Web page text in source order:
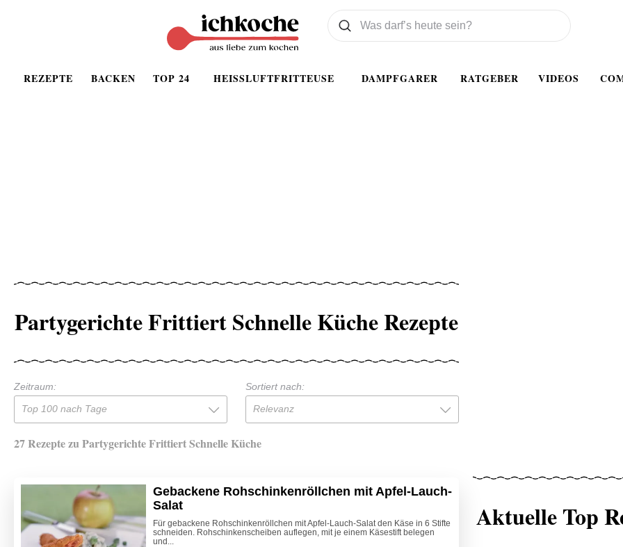
REZEPTE BACKEN TOP 24 HEISSLUFTFRITTEUSE DAMPFGARER RATGEBER VIDEOS
Was wollen Sie suchen
Suchen
Partygerichte Frittiert Schnelle Küche Rezepte
Zeitraum:
Top 100 nach Tage
Sortiert nach:
Relevanz
27 Rezepte zu Partygerichte Frittiert Schnelle Küche
Gebackene Rohschinkenröllchen mit Apfel-Lauch-
Salat
Für gebackene Rohschinkenröllchen mit Apfel-Lauch-Salat den Käse in 6 Stifte
schneiden. Rohschinkenscheiben auflegen, mit je einem Käsestift belegen
und...
Aktuelle Top